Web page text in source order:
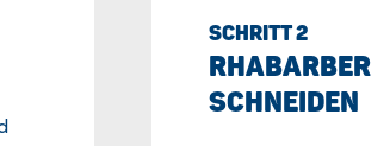
SCHRITT 2
RHABARBER
SCHNEIDEN